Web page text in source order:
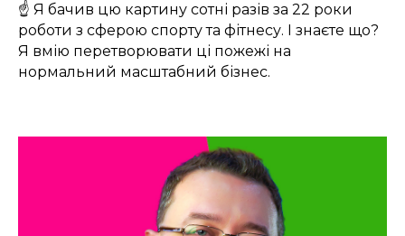
☝️ Я бачив цю картину сотні разів за 22 роки
роботи з сферою спорту та фітнесу. І знаєте що?
Я вмію перетворювати ці пожежі на
нормальний масштабний бізнес.